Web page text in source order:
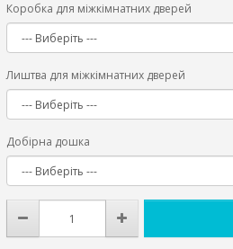
Коробка для міжкімнатних дверей
Лиштва для міжкімнатних дверей
Добірна дошка